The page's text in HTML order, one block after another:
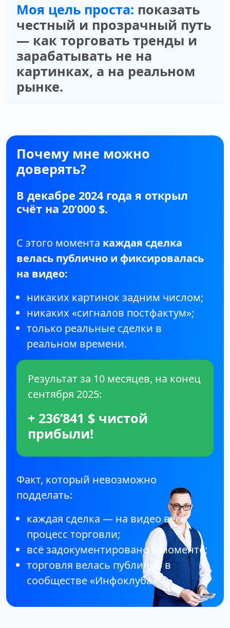
Моя цель проста: показать
честный и прозрачный путь
— как торговать тренды и
зарабатывать не на
картинках, а на реальном
рынке.
Почему мне можно
доверять?
В декабре 2024 года я открыл
счёт на 20’000 $.
С этого момента каждая сделка
велась публично и фиксировалась
на видео:
никаких картинок задним числом;
никаких «сигналов постфактум»;
только реальные сделки в
реальном времени.
Результат за 10 месяцев, на конец
сентября 2025:
+ 236’841 $ чистой
прибыли!
Факт, который невозможно
подделать:
каждая сделка — на видео весь
процесс торговли;
всё задокументировано в моменте;
торговля велась публично в
сообществе «Инфоклуба».